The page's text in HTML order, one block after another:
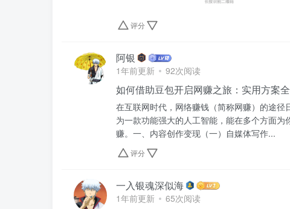
评分
阿银
1年前更新 92次阅读
如何借助豆包开启网赚之旅：实用方案
在互联网时代，网络赚钱（简称网赚）的途
为一款功能强大的人工智能，能在多个方面
赚。​一、内容创作变现（一）自媒体写作​...
评分
一入银魂深似海
1年前更新 65次阅读